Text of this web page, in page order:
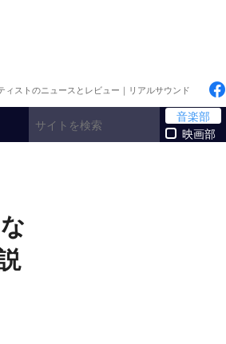
ィストのニュースとレビュー｜リアルサウンド
音楽部
映画部